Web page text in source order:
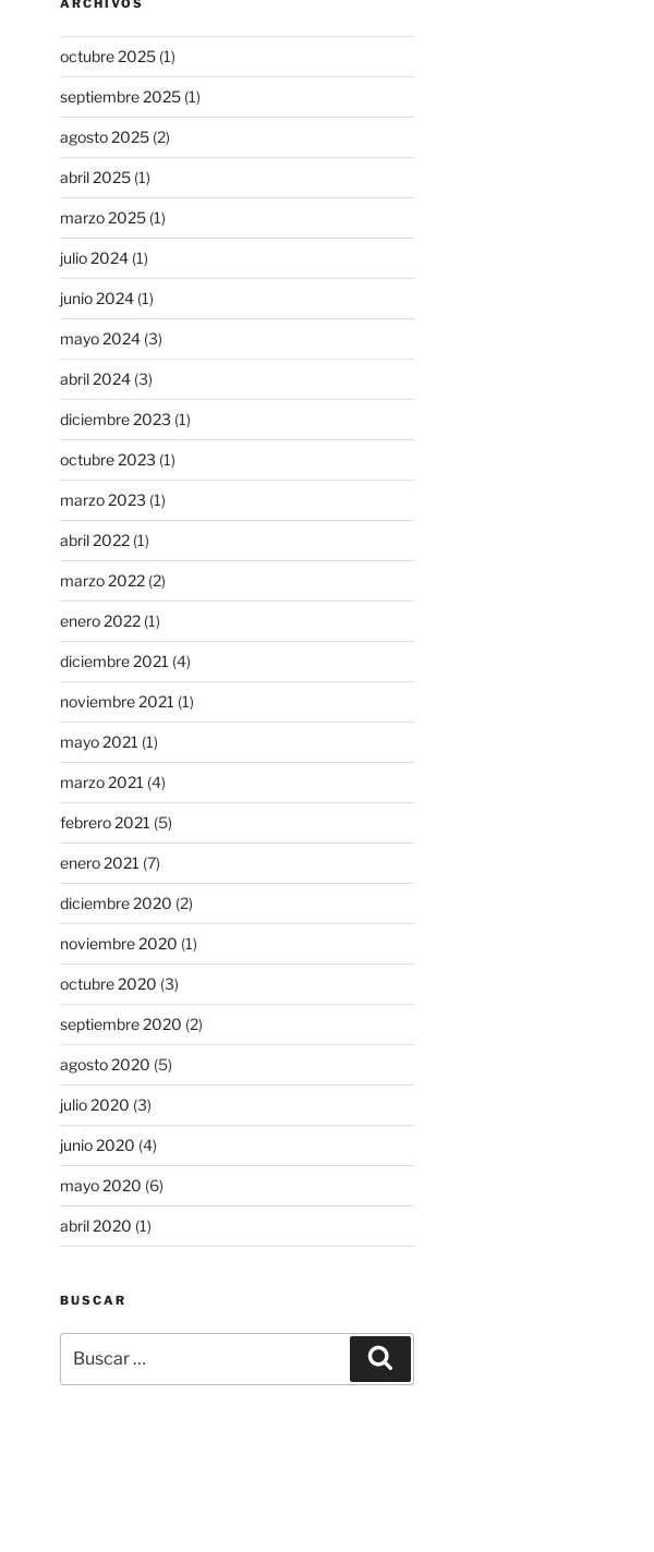
octubre 2025(1)
septiembre 2025(1)
agosto 2025(2)
abril 2025(1)
marzo 2025(1)
julio 2024(1)
junio 2024(1)
mayo 2024(3)
abril 2024(3)
diciembre 2023 (1)
octubre 2023 (1)
marzo 2023 (1)
abril 2022(1)
marzo 2022(2)
enero 2022(1)
diciembre 2021 (4)
noviembre 2021 (1)
mayo 2021 (1)
marzo 2021 (4)
febrero 2021 (5)
enero 2021 (7)
diciembre 2020 (2)
noviembre 2020 (1)
octubre 2020 (3)
septiembre 2020 (2)
agosto 2020 (5)
julio 2020 (3)
junio 2020 (4)
mayo 2020 (6)
abril 2020 (1)
BUSCAR
por: